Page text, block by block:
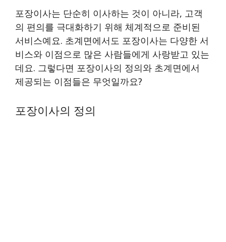
포장이사는 단순히 이사하는 것이 아니라, 고객
의 편의를 극대화하기 위해 체계적으로 준비된
서비스예요. 초계면에서도 포장이사는 다양한 서
비스와 이점으로 많은 사람들에게 사랑받고 있는
데요. 그렇다면 포장이사의 정의와 초계면에서
제공되는 이점들은 무엇일까요?
포장이사의 정의